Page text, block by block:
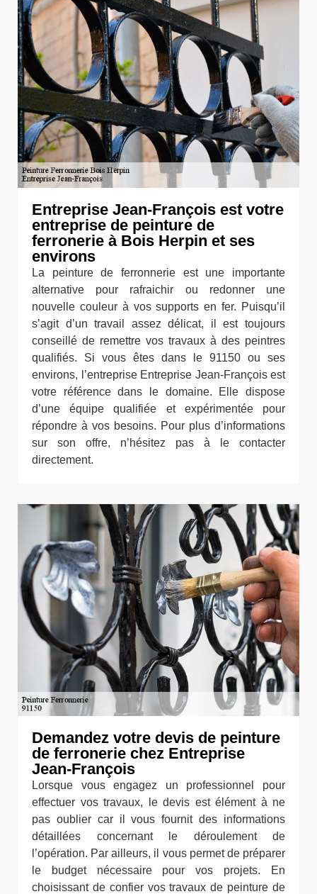
Entreprise Jean-François est votre
entreprise de peinture de
ferronerie à Bois Herpin et ses
environs
La peinture de ferronnerie est une importante
alternative pour rafraichir ou redonner une
nouvelle couleur à vos supports en fer. Puisqu’il
s’agit d’un travail assez délicat, il est toujours
conseillé de remettre vos travaux à des peintres
qualifiés. Si vous êtes dans le 91150 ou ses
environs, l’entreprise Entreprise Jean-François est
votre référence dans le domaine. Elle dispose
d’une équipe qualifiée et expérimentée pour
répondre à vos besoins. Pour plus d’informations
sur son offre, n’hésitez pas à le contacter
directement.
Demandez votre devis de peinture
de ferronerie chez Entreprise
Jean-François
Lorsque vous engagez un professionnel pour
effectuer vos travaux, le devis est élément à ne
pas oublier car il vous fournit des informations
détaillées concernant le déroulement de
l’opération. Par ailleurs, il vous permet de préparer
le budget nécessaire pour vos projets. En
choisissant de confier vos travaux de peinture de